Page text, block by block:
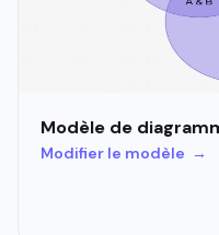
Modèle de
Modifier le modèle →